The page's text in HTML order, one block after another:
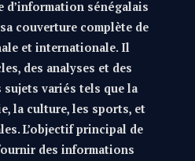
d’information sénégalais
couverture complète de
et internationale. Il
des analyses et des
sujets variés tels que la
la culture, les sports, et
L’objectif principal de
des informations